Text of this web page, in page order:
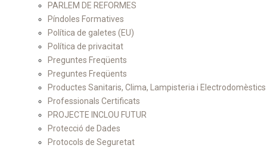
PARLEM DE REFORMES
Píndoles Formatives
Política de galetes (EU)
Política de privacitat
Preguntes Freqüents
Preguntes Freqüents
Productes Sanitaris, Clima, Lampisteria i Electrodomèstics
Professionals Certificats
PROJECTE INCLOU FUTUR
Protecció de Dades
Protocols de Seguretat